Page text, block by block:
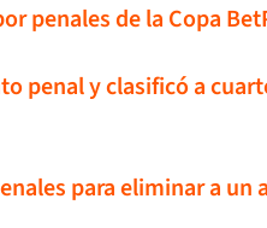
penales de la Copa
penal y clasificó a
para eliminar a un